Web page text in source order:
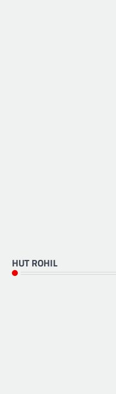
HUT ROHIL